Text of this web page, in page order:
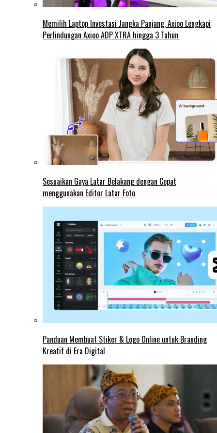
Memilih Laptop Investasi Jangka Panjang, Axioo Lengkapi
Perlindungan Axioo ADP XTRA hingga 3 Tahun
Sesuaikan Gaya Latar Belakang dengan Cepat
menggunakan Editor Latar Foto
Panduan Membuat Stiker & Logo Online untuk Branding
Kreatif di Era Digital